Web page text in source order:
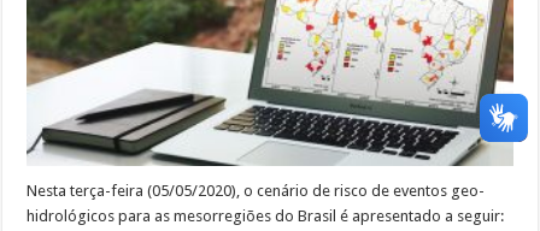
Nesta terça-feira (05/05/2020), o cenário de risco de eventos geo-
hidrológicos para as mesorregiões do Brasil é apresentado a seguir: